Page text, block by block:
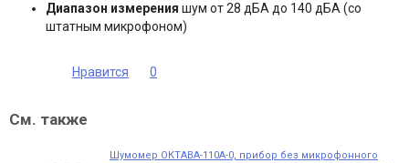
Диапазон измерения шум от 28 дБА до 140 дБА (со
штатным микрофоном)
Нравится 0
См. также
Шумомер ОКТАВА-110А-0, прибор без микрофонного